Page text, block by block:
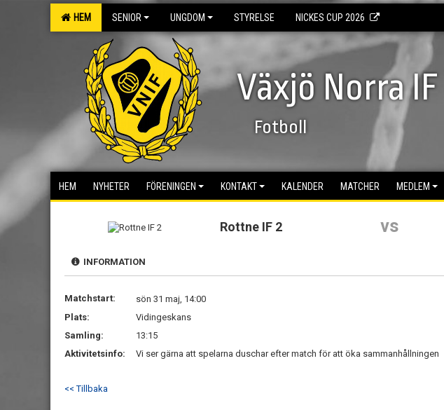
HEM SENIOR UNGDOM STYRELSE NICKES CUP 2026
Växjö Norra IF
Fotboll
HEM NYHETER FÖRENINGEN KONTAKT KALENDER MATCHER MEDLEM
Rottne IF 2 vs
INFORMATION
Matchstart:
sön 31 maj, 14:00
Plats:
Vidingeskans
Samling:
13:15
Aktivitetsinfo:
Vi ser gärna att spelarna duschar efter match för att öka sammanhållningen
<< Tillbaka